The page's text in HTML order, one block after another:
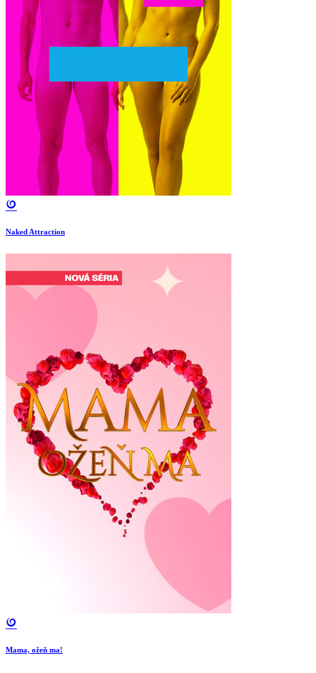
Naked Attraction
Mama, ožeň ma!